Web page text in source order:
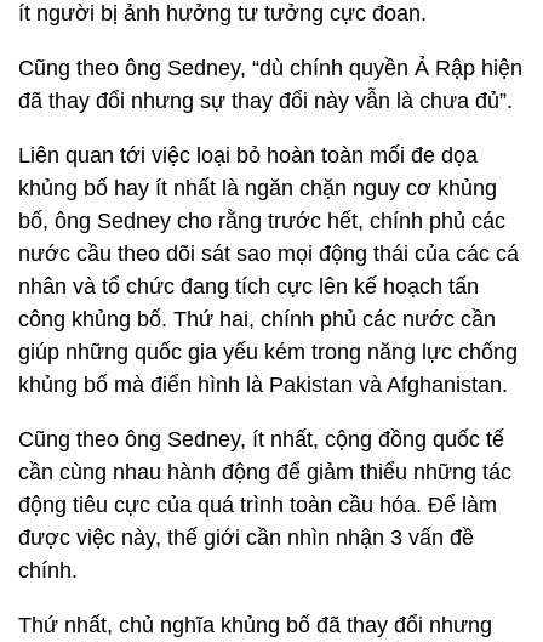
ít người bị ảnh hưởng tư tưởng cực đoan.
Cũng theo ông Sedney, “dù chính quyền Ả Rập hiện
đã thay đổi nhưng sự thay đổi này vẫn là chưa đủ”.
Liên quan tới việc loại bỏ hoàn toàn mối đe dọa
khủng bố hay ít nhất là ngăn chặn nguy cơ khủng
bố, ông Sedney cho rằng trước hết, chính phủ các
nước cầu theo dõi sát sao mọi động thái của các cá
nhân và tổ chức đang tích cực lên kế hoạch tấn
công khủng bố. Thứ hai, chính phủ các nước cần
giúp những quốc gia yếu kém trong năng lực chống
khủng bố mà điển hình là Pakistan và Afghanistan.
Cũng theo ông Sedney, ít nhất, cộng đồng quốc tế
cần cùng nhau hành động để giảm thiểu những tác
động tiêu cực của quá trình toàn cầu hóa. Để làm
được việc này, thế giới cần nhìn nhận 3 vấn đề
chính.
Thứ nhất, chủ nghĩa khủng bố đã thay đổi nhưng